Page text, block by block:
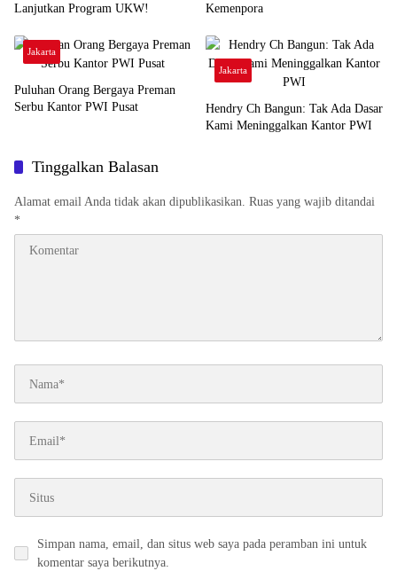
Lanjutkan Program UKW!
Kemenpora
Jakarta
Puluhan Orang Bergaya Preman
Serbu Kantor PWI Pusat
Jakarta
Hendry Ch Bangun: Tak Ada Dasar
Kami Meninggalkan Kantor PWI
Tinggalkan Balasan
Alamat email Anda tidak akan dipublikasikan. Ruas yang wajib ditandai
*
Simpan nama, email, dan situs web saya pada peramban ini untuk
komentar saya berikutnya.